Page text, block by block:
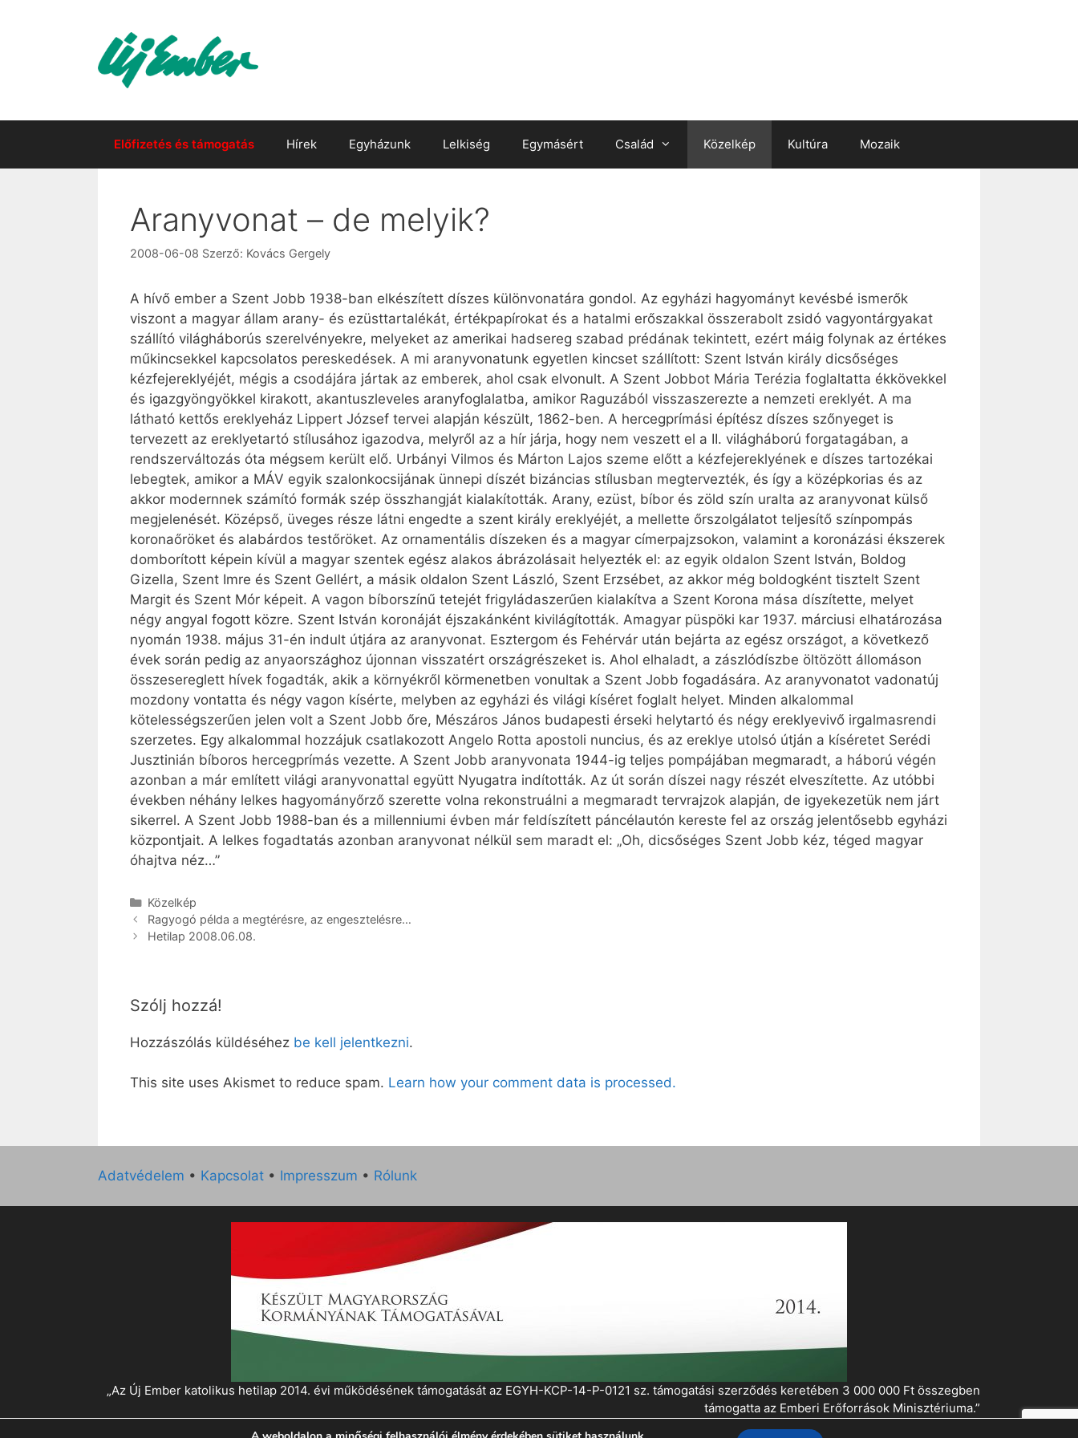
Előfizetés és támogatás Hírek Egyházunk Lelkiség Egymásért Család Közelkép Kultúra Mozaik
Aranyvonat – de melyik?
2008-06-08 Szerző: Kovács Gergely
A hívő ember a Szent Jobb 1938-ban elkészített díszes különvonatára gondol. Az egyházi hagyományt kevésbé ismerők
viszont a magyar állam arany- és ezüsttartalékát, értékpapírokat és a hatalmi erőszakkal összerabolt zsidó vagyontárgyakat
szállító világháborús szerelvényekre, melyeket az amerikai hadsereg szabad prédának tekintett, ezért máig folynak az értékes
műkincsekkel kapcsolatos pereskedések. A mi aranyvonatunk egyetlen kincset szállított: Szent István király dicsőséges
kézfejereklyéjét, mégis a csodájára jártak az emberek, ahol csak elvonult. A Szent Jobbot Mária Terézia foglaltatta ékkövekkel
és igazgyöngyökkel kirakott, akantuszleveles aranyfoglalatba, amikor Raguzából visszaszerezte a nemzeti ereklyét. A ma
látható kettős ereklyeház Lippert József tervei alapján készült, 1862-ben. A hercegprímási építész díszes szőnyeget is
tervezett az ereklyetartó stílusához igazodva, melyről az a hír járja, hogy nem veszett el a II. világháború forgatagában, a
rendszerváltozás óta mégsem került elő. Urbányi Vilmos és Márton Lajos szeme előtt a kézfejereklyének e díszes tartozékai
lebegtek, amikor a MÁV egyik szalonkocsijának ünnepi díszét bizáncias stílusban megtervezték, és így a középkorias és az
akkor modernnek számító formák szép összhangját kialakították. Arany, ezüst, bíbor és zöld szín uralta az aranyvonat külső
megjelenését. Középső, üveges része látni engedte a szent király ereklyéjét, a mellette őrszolgálatot teljesítő színpompás
koronaőröket és alabárdos testőröket. Az ornamentális díszeken és a magyar címerpajzsokon, valamint a koronázási ékszerek
domborított képein kívül a magyar szentek egész alakos ábrázolásait helyezték el: az egyik oldalon Szent István, Boldog
Gizella, Szent Imre és Szent Gellért, a másik oldalon Szent László, Szent Erzsébet, az akkor még boldogként tisztelt Szent
Margit és Szent Mór képeit. A vagon bíborszínű tetejét frigyládaszerűen kialakítva a Szent Korona mása díszítette, melyet
négy angyal fogott közre. Szent István koronáját éjszakánként kivilágították. Amagyar püspöki kar 1937. márciusi elhatározása
nyomán 1938. május 31-én indult útjára az aranyvonat. Esztergom és Fehérvár után bejárta az egész országot, a következő
évek során pedig az anyaországhoz újonnan visszatért országrészeket is. Ahol elhaladt, a zászlódíszbe öltözött állomáson
összesereglett hívek fogadták, akik a környékről körmenetben vonultak a Szent Jobb fogadására. Az aranyvonatot vadonatúj
mozdony vontatta és négy vagon kísérte, melyben az egyházi és világi kíséret foglalt helyet. Minden alkalommal
kötelességszerűen jelen volt a Szent Jobb őre, Mészáros János budapesti érseki helytartó és négy ereklyevivő irgalmasrendi
szerzetes. Egy alkalommal hozzájuk csatlakozott Angelo Rotta apostoli nuncius, és az ereklye utolsó útján a kíséretet Serédi
Jusztinián bíboros hercegprímás vezette. A Szent Jobb aranyvonata 1944-ig teljes pompájában megmaradt, a háború végén
azonban a már említett világi aranyvonattal együtt Nyugatra indították. Az út során díszei nagy részét elveszítette. Az utóbbi
években néhány lelkes hagyományőrző szerette volna rekonstruálni a megmaradt tervrajzok alapján, de igyekezetük nem járt
sikerrel. A Szent Jobb 1988-ban és a millenniumi évben már feldíszített páncélautón kereste fel az ország jelentősebb egyházi
központjait. A lelkes fogadtatás azonban aranyvonat nélkül sem maradt el: „Oh, dicsőséges Szent Jobb kéz, téged magyar
óhajtva néz…”
Kategória
Közelkép
Ragyogó példa a megtérésre, az engesztelésre…
Hetilap 2008.06.08.
Szólj hozzá!
Hozzászólás küldéséhez be kell jelentkezni.
This site uses Akismet to reduce spam. Learn how your comment data is processed.
Adatvédelem • Kapcsolat • Impresszum • Rólunk
„Az Új Ember katolikus hetilap 2014. évi működésének támogatását az EGYH-KCP-14-P-0121 sz. támogatási szerződés keretében 3 000 000 Ft összegben
támogatta az Emberi Erőforrások Minisztériuma.”